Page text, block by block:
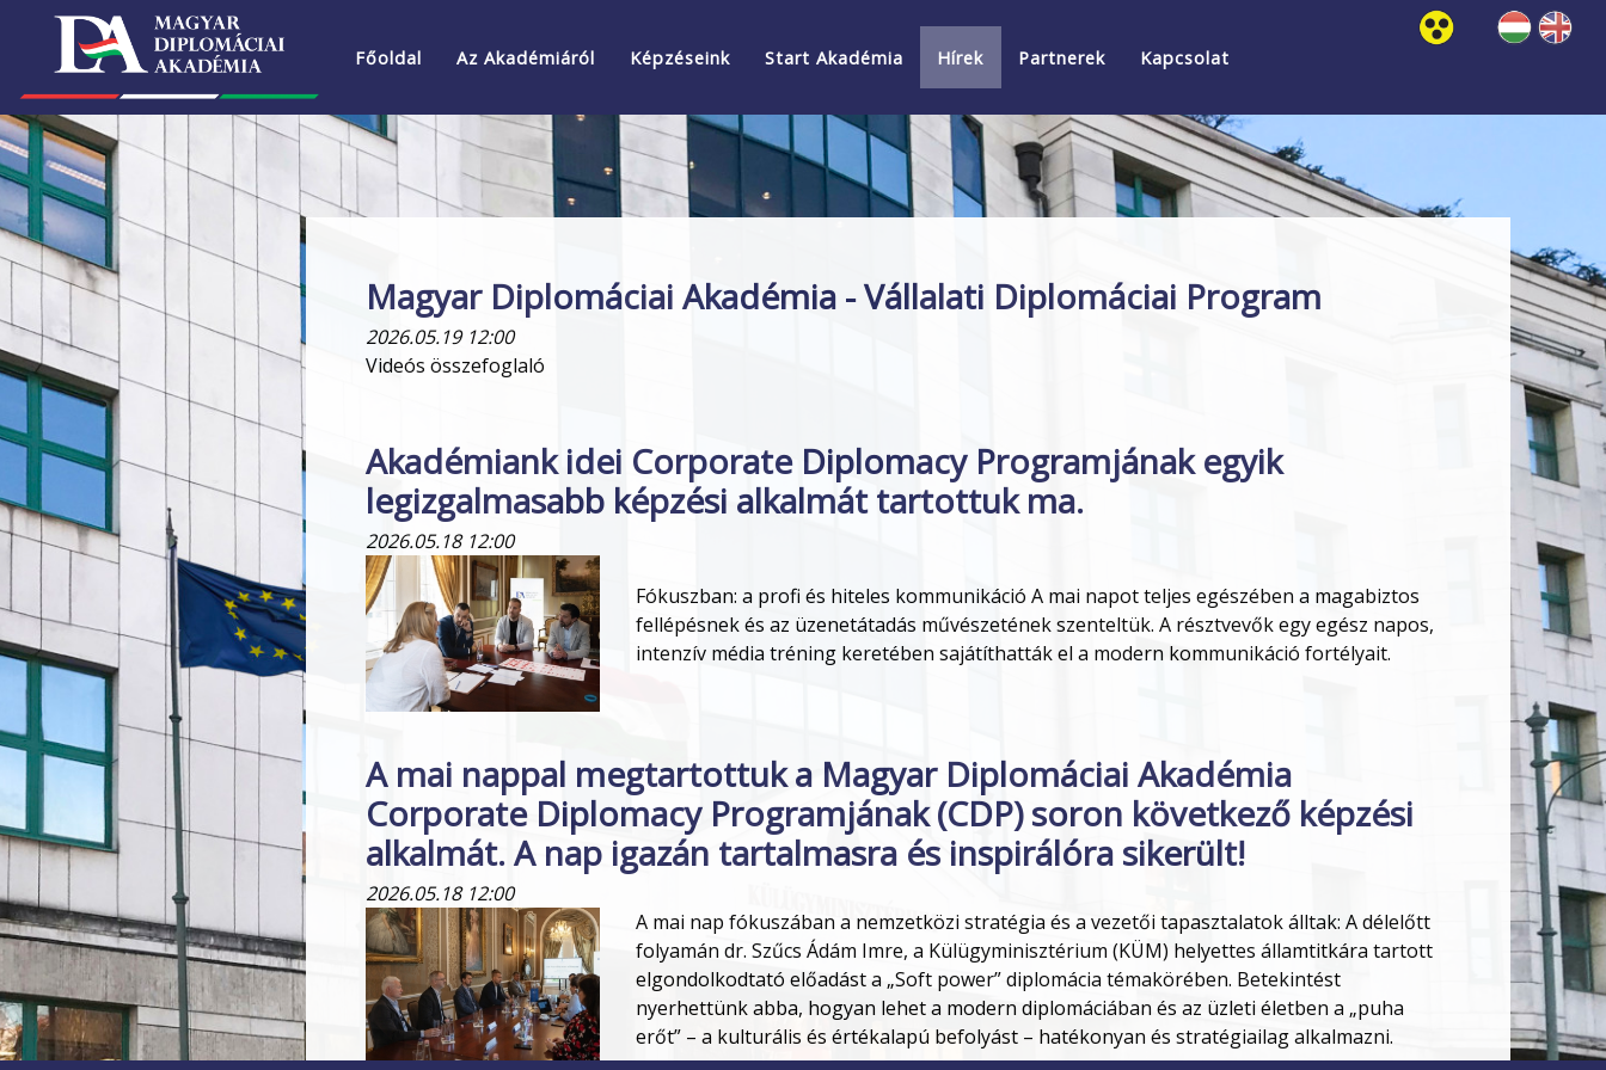
Főoldal Az Akadémiáról Képzéseink Start Akadémia Hírek Partnerek Kapcsolat
Magyar Diplomáciai Akadémia - Vállalati Diplomáciai Program
2026.05.19 12:00
Videós összefoglaló
Akadémiank idei Corporate Diplomacy Programjának egyik
legizgalmasabb képzési alkalmát tartottuk ma.
2026.05.18 12:00
Fókuszban: a profi és hiteles kommunikáció A mai napot teljes egészében a magabiztos
fellépésnek és az üzenetátadás művészetének szenteltük. A résztvevők egy egész napos,
intenzív média tréning keretében sajátíthatták el a modern kommunikáció fortélyait.
A mai nappal megtartottuk a Magyar Diplomáciai Akadémia
Corporate Diplomacy Programjának (CDP) soron következő képzési
alkalmát. A nap igazán tartalmasra és inspirálóra sikerült!
2026.05.18 12:00
A mai nap fókuszában a nemzetközi stratégia és a vezetői tapasztalatok álltak: A délelőtt
folyamán dr. Szűcs Ádám Imre, a Külügyminisztérium (KÜM) helyettes államtitkára tartott
elgondolkodtató előadást a „Soft power” diplomácia témakörében. Betekintést
nyerhettünk abba, hogyan lehet a modern diplomáciában és az üzleti életben a „puha
erőt” – a kulturális és értékalapú befolyást – hatékonyan és stratégiailag alkalmazni.